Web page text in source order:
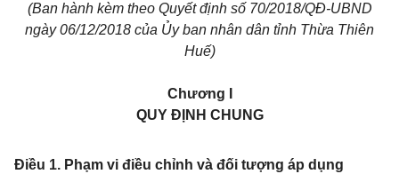
(Ban hành kèm theo Quyết định số 70/2018/QĐ-UBND
ngày 06/12/2018 của Ủy ban nhân dân tỉnh Thừa Thiên
Huế)
Chương I
QUY ĐỊNH CHUNG
Điều 1. Phạm vi điều chỉnh và đối tượng áp dụng